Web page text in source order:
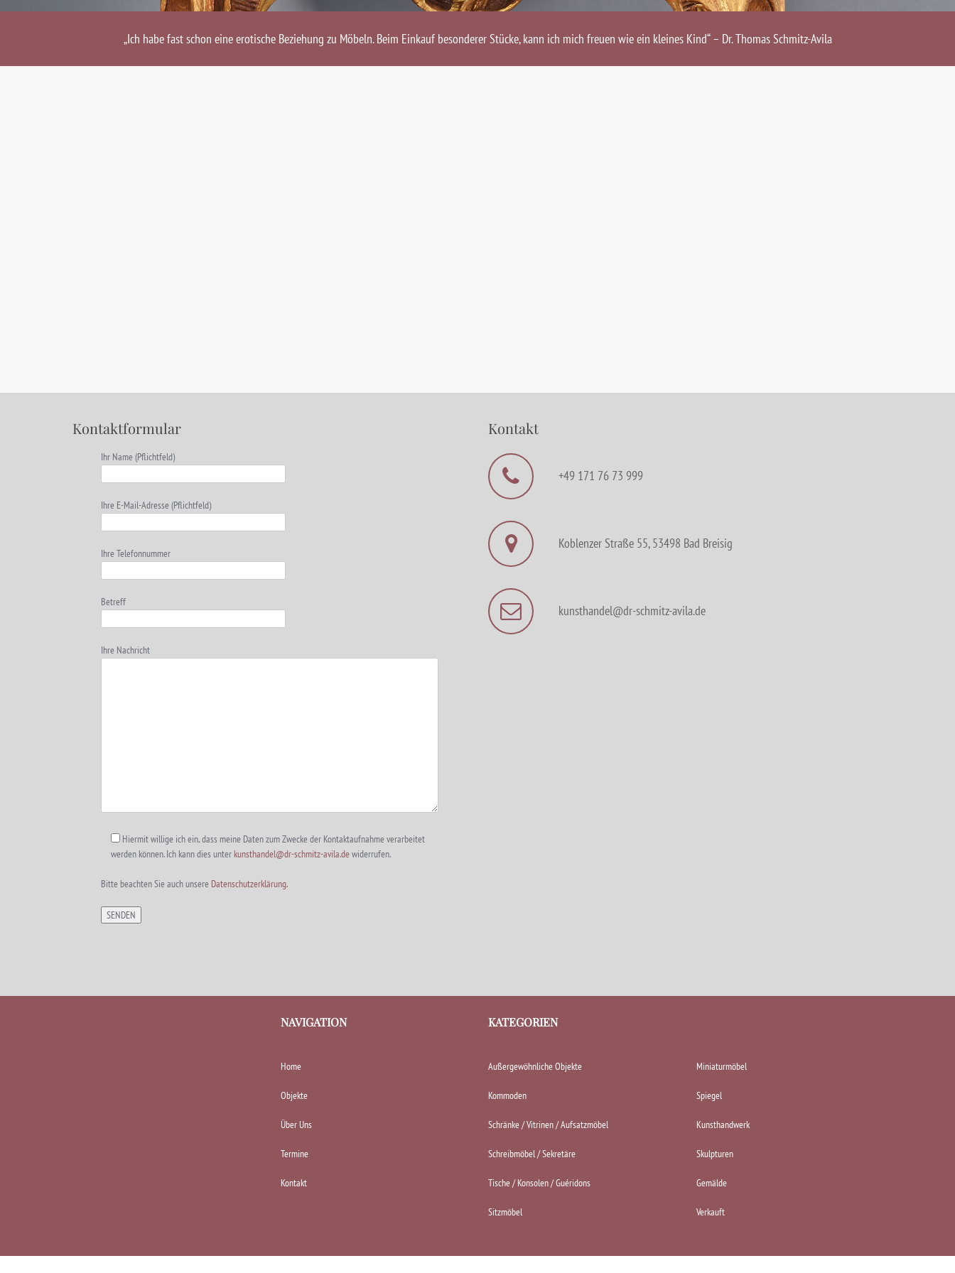
„Ich habe fast schon eine erotische Beziehung zu Möbeln. Beim Einkauf besonderer Stücke, kann ich mich freuen wie ein kleines Kind“ – Dr. Thomas Schmitz-Avila
Kontaktformular
Ihr Name (Pflichtfeld)
Ihre E-Mail-Adresse (Pflichtfeld)
Ihre Telefonnummer
Betreff
Ihre Nachricht
Hiermit willige ich ein, dass meine Daten zum Zwecke der Kontaktaufnahme verarbeitet
werden können. Ich kann dies unter kunsthandel@dr-schmitz-avila.de widerrufen.
Bitte beachten Sie auch unsere Datenschutzerklärung.
Kontakt
+49 171 76 73 999
Koblenzer Straße 55, 53498 Bad Breisig
kunsthandel@dr-schmitz-avila.de
NAVIGATION
Home
Objekte
Über Uns
Termine
Kontakt
KATEGORIEN
Außergewöhnliche Objekte
Kommoden
Schränke / Vitrinen / Aufsatzmöbel
Schreibmöbel / Sekretäre
Tische / Konsolen / Guéridons
Sitzmöbel
Miniaturmöbel
Spiegel
Kunsthandwerk
Skulpturen
Gemälde
Verkauft